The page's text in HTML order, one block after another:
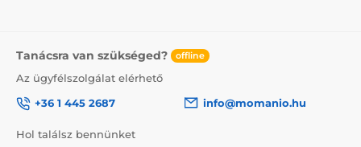
Tanácsra van szükséged? offline
Az ügyfélszolgálat elérhető
+36 1 445 2687
info@momanio.hu
Hol találsz bennünket